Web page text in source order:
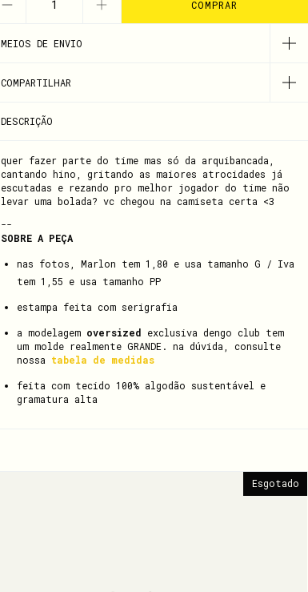
MEIOS DE ENVIO
COMPARTILHAR
DESCRIÇÃO
quer fazer parte do time mas só da arquibancada,
cantando hino, gritando as maiores atrocidades já
escutadas e rezando pro melhor jogador do time não
levar uma bolada? vc chegou na camiseta certa <3
--
SOBRE A PEÇA
nas fotos, Marlon tem 1,80 e usa tamanho G / Iva
tem 1,55 e usa tamanho PP
estampa feita com serigrafia
a modelagem oversized exclusiva dengo club tem
um molde realmente GRANDE. na dúvida, consulte
nossa tabela de medidas
feita com tecido 100% algodão sustentável e
gramatura alta
Esgotado